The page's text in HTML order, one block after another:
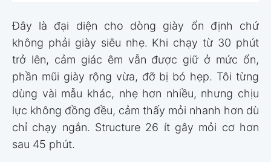
Đây là đại diện cho dòng giày ổn định chứ
không phải giày siêu nhẹ. Khi chạy từ 30 phút
trở lên, cảm giác êm vẫn được giữ ở mức ổn,
phần mũi giày rộng vừa, đỡ bị bó hẹp. Tôi từng
dùng vài mẫu khác, nhẹ hơn nhiều, nhưng chịu
lực không đồng đều, cảm thấy mỏi nhanh hơn dù
chỉ chạy ngắn. Structure 26 ít gây mỏi cơ hơn
sau 45 phút.